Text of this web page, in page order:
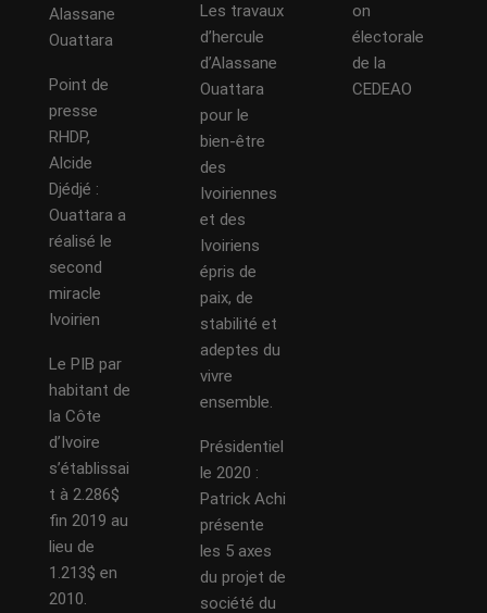
Alassane
Ouattara
Point de
presse
RHDP,
Alcide
Djédjé :
Ouattara a
réalisé le
second
miracle
Ivoirien
Le PIB par
habitant de
la Côte
d’Ivoire
s’établissai
t à 2.286$
fin 2019 au
lieu de
1.213$ en
2010.
Les travaux
d’hercule
d’Alassane
Ouattara
pour le
bien-être
des
Ivoiriennes
et des
Ivoiriens
épris de
paix, de
stabilité et
adeptes du
vivre
ensemble.
Présidentiel
le 2020 :
Patrick Achi
présente
les 5 axes
du projet de
société du
on
électorale
de la
CEDEAO